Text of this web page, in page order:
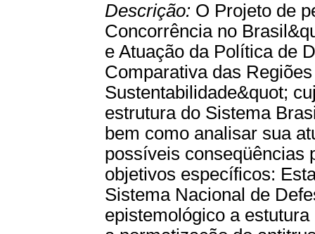
Descrição: O Projeto de
Concorrência no
e Atuação da Política de
Comparativa das
Sustentabilidade&quot;
estrutura do Sistema
bem como analisar sua
possíveis conseqüências
objetivos específicos:
Sistema Nacional de
epistemológico a